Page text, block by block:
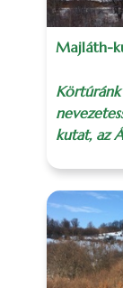
Majláth-
kutat, az